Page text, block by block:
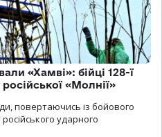
«Хамві»: бійці 128-ї
«Молнії»
повертаючись із бойового
ударного